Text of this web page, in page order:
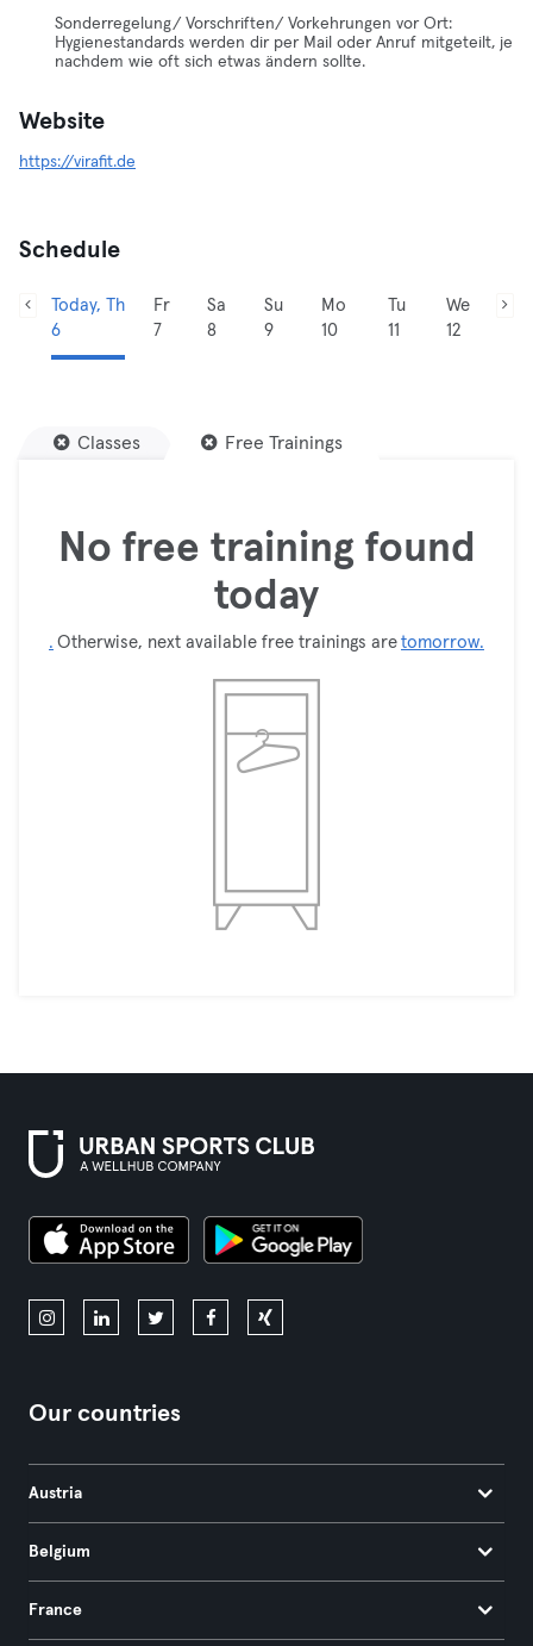
Sonderregelung/ Vorschriften/ Vorkehrungen vor Ort:
Hygienestandards werden dir per Mail oder Anruf mitgeteilt, je
nachdem wie oft sich etwas ändern sollte.
Website
https://virafit.de
Schedule
Today, Th
6
Fr
7
Sa
8
Su
9
Mo
10
Tu
11
We
12
Classes Free Trainings
No free training found
today
. Otherwise, next available free trainings are tomorrow.
Our countries
Austria
Belgium
France